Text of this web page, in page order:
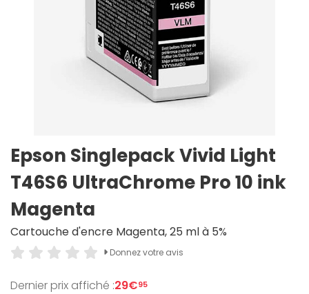
Epson Singlepack Vivid Light
T46S6 UltraChrome Pro 10 ink
Magenta
Cartouche d'encre Magenta, 25 ml à 5%
Donnez votre avis
Dernier prix affiché :29€95